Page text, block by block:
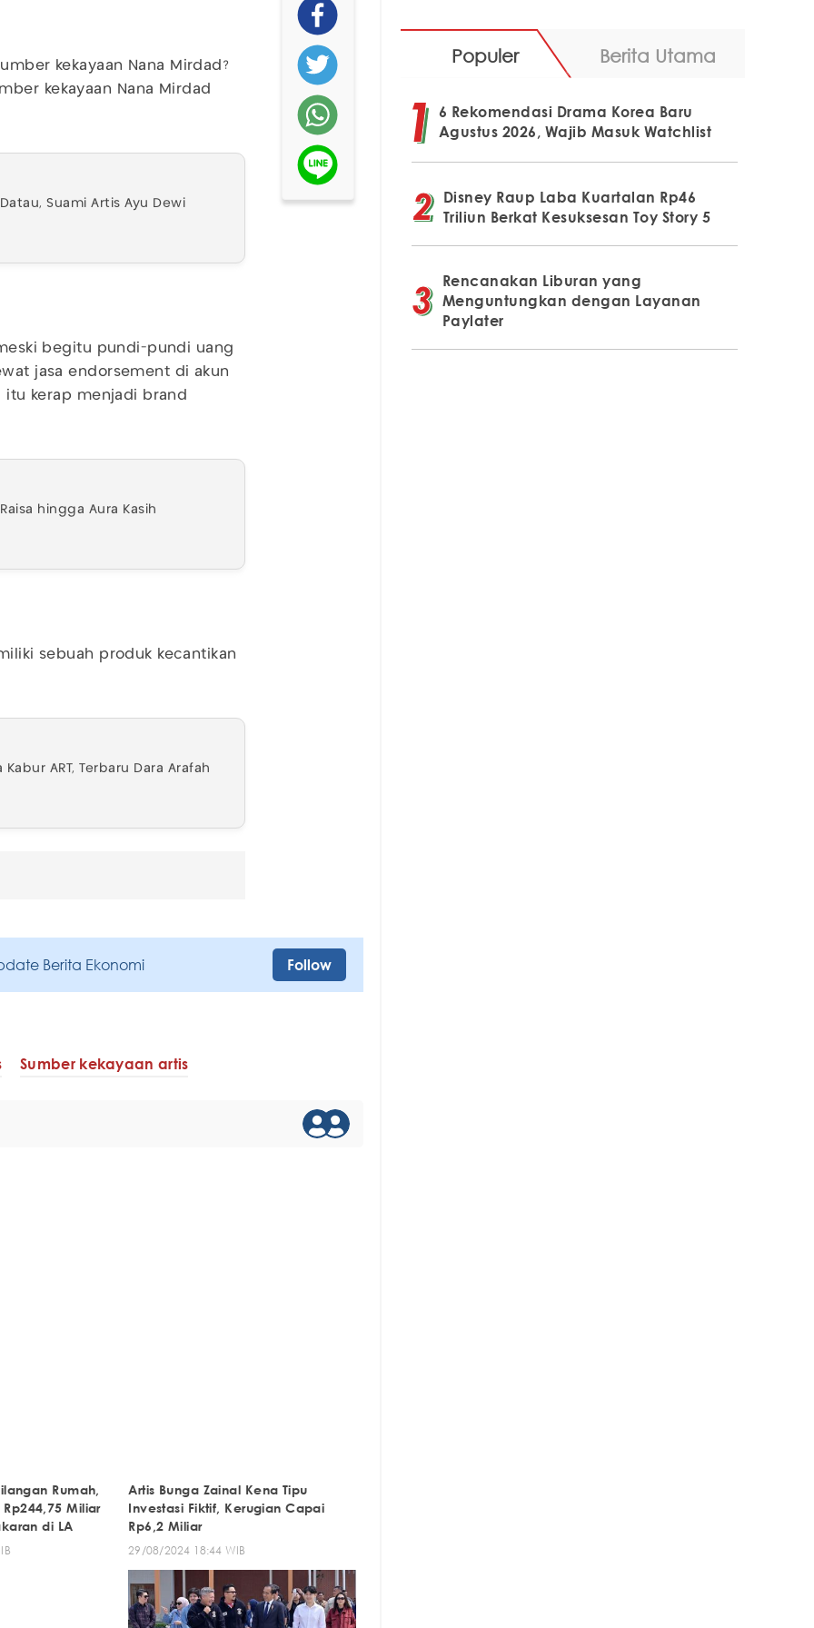
kekayaan Nana Mirdad?
kekayaan Nana Mirdad
Suami Artis Ayu Dewi
begitu pundi-pundi uang
jasa endorsement di akun
itu kerap menjadi brand
hingga Aura Kasih
sebuah produk kecantikan
ART, Terbaru Dara Arafah
Berita Ekonomi Follow
Sumber kekayaan artis
Rumah,
Miliar
di LA
Artis Bunga Zainal Kena Tipu
Investasi Fiktif, Kerugian Capai
Rp6,2 Miliar
29/08/2024 18:44 WIB
Populer Berita Utama
6 Rekomendasi Drama Korea Baru
Agustus 2026, Wajib Masuk Watchlist
Disney Raup Laba Kuartalan Rp46
Triliun Berkat Kesuksesan Toy Story 5
Rencanakan Liburan yang
Menguntungkan dengan Layanan
Paylater